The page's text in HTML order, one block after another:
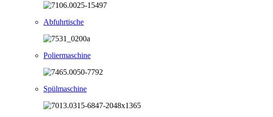
Abfuhrtische
Poliermaschine
Spülmaschine